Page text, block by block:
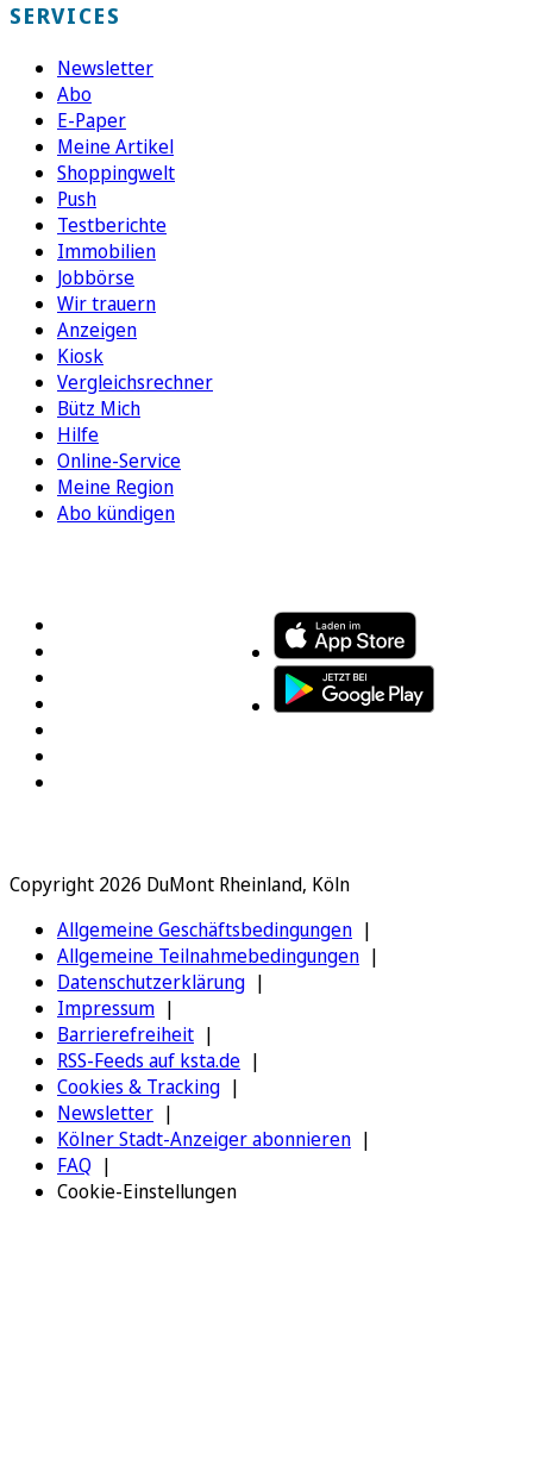
SERVICES
Newsletter
Abo
E-Paper
Meine Artikel
Shoppingwelt
Push
Testberichte
Immobilien
Jobbörse
Wir trauern
Anzeigen
Kiosk
Vergleichsrechner
Bütz Mich
Hilfe
Online-Service
Meine Region
Abo kündigen
Copyright 2026 DuMont Rheinland, Köln
Allgemeine Geschäftsbedingungen
Allgemeine Teilnahmebedingungen
Datenschutzerklärung
Impressum
Barrierefreiheit
RSS-Feeds auf ksta.de
Cookies & Tracking
Newsletter
Kölner Stadt-Anzeiger abonnieren
FAQ
Cookie-Einstellungen